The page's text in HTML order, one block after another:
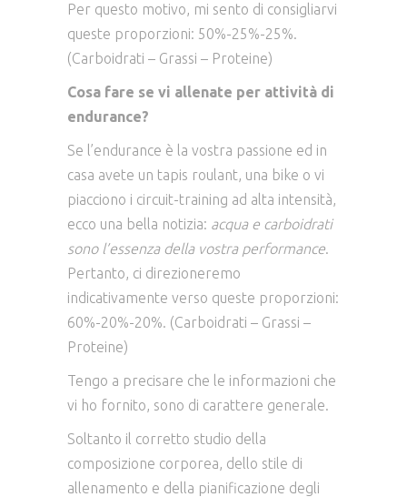
Per questo motivo, mi sento di consigliarvi
queste proporzioni: 50%-25%-25%.
(Carboidrati – Grassi – Proteine)
Cosa fare se vi allenate per attività di
endurance?
Se l’endurance è la vostra passione ed in
casa avete un tapis roulant, una bike o vi
piacciono i circuit-training ad alta intensità,
ecco una bella notizia: acqua e carboidrati
sono l’essenza della vostra performance.
Pertanto, ci direzioneremo
indicativamente verso queste proporzioni:
60%-20%-20%. (Carboidrati – Grassi –
Proteine)
Tengo a precisare che le informazioni che
vi ho fornito, sono di carattere generale.
Soltanto il corretto studio della
composizione corporea, dello stile di
allenamento e della pianificazione degli